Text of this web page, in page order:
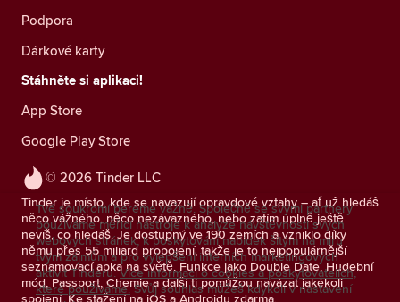
© 2026 Tinder LLC
Tinder je místo, kde se navazují opravdové vztahy – ať už hledáš
něco vážného, něco nezávazného, nebo zatím úplně ještě
nevíš, co hledáš. Je dostupný ve 190 zemích a vzniklo díky
němu přes 55 miliard propojení, takže je to nejpopulárnější
seznamovací apka na světě. Funkce jako Double Date, Hudební
mód, Passport, Chemie a další ti pomůžou navázat jakékoli
spojení. Ke stažení na iOS a Androidu zdarma.
Podpora
Dárkové karty
Stáhněte si aplikaci!
App Store
Google Play Store
Tvé soukromí bereme vážně. Společně se svými partnery
používáme měřicí nástroje k analýze návštěvnosti svých
webových stránek, k poskytování nabídek šitým na míru
tvým zájmům a pro vylepšení interních marketingových
aktivit Tinderu. Více informací o cookies a poskytovatelích,
které používáme. Svůj souhlas můžeš kdykoli v nastavení